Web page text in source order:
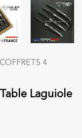
COFFRETS 4
Laguiole